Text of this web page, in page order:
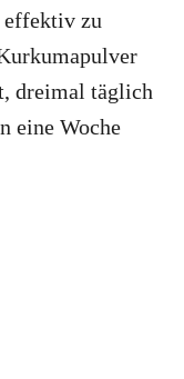
zu
dreimal täglich
eine Woche